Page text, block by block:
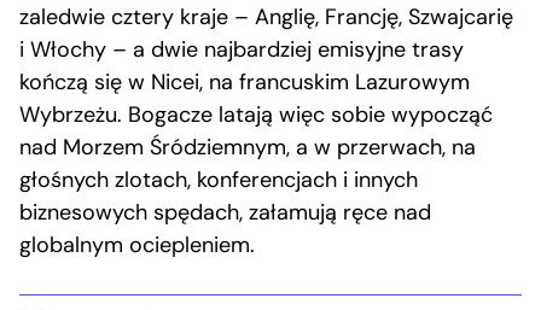
zaledwie cztery kraje – Anglię, Francję, Szwajcarię
i Włochy – a dwie najbardziej emisyjne trasy
kończą się w Nicei, na francuskim Lazurowym
Wybrzeżu. Bogacze latają więc sobie wypocząć
nad Morzem Śródziemnym, a w przerwach, na
głośnych zlotach, konferencjach i innych
biznesowych spędach, załamują ręce nad
globalnym ociepleniem.